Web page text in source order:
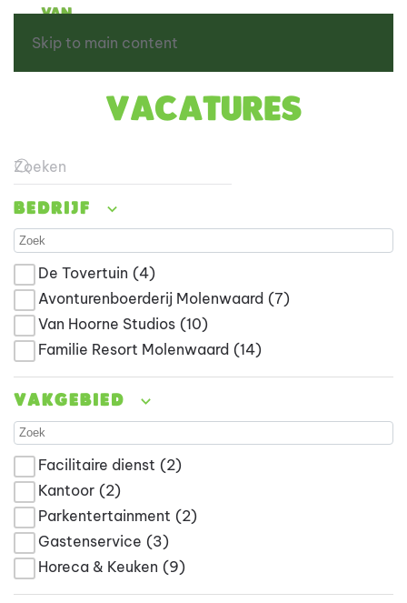
Skip to main content
Vacatures
Bedrijf
De Tovertuin (4)
Avonturenboerderij Molenwaard (7)
Van Hoorne Studios (10)
Familie Resort Molenwaard (14)
Vakgebied
Facilitaire dienst (2)
Kantoor (2)
Parkentertainment (2)
Gastenservice (3)
Horeca & Keuken (9)